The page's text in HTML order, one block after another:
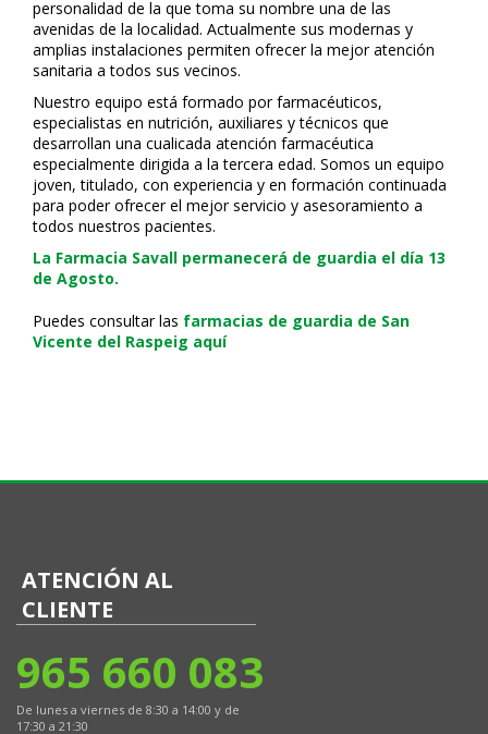
personalidad de la que toma su nombre una de las
avenidas de la localidad. Actualmente sus modernas y
amplias instalaciones permiten ofrecer la mejor atención
sanitaria a todos sus vecinos.
Nuestro equipo está formado por farmacéuticos,
especialistas en nutrición, auxiliares y técnicos que
desarrollan una cualificada atención farmacéutica
especialmente dirigida a la tercera edad. Somos un equipo
joven, titulado, con experiencia y en formación continuada
para poder ofrecer el mejor servicio y asesoramiento a
todos nuestros pacientes.
La Farmacia Savall permanecerá de guardia el día 13
de Agosto.
Puedes consultar las farmacias de guardia de San
Vicente del Raspeig aquí
ATENCIÓN AL
CLIENTE
965 660 083
De lunes a viernes de 8:30 a 14:00 y de
17:30 a 21:30